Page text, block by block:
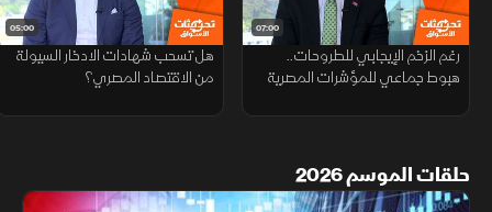
07:00
رغم الزخم الإيجابي للطروحات..
هبوط جماعي للمؤشرات المصرية
05:00
هل تسحب شهادات الادخار السيولة
من الاقتصاد المصري؟
حلقات الموسم 2026